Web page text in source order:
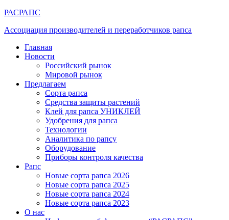
РАСРАПС
Ассоциация производителей и переработчиков рапса
Главная
Новости
Российский рынок
Мировой рынок
Предлагаем
Сорта рапса
Средства защиты растений
Клей для рапса УНИКЛЕЙ
Удобрения для рапса
Технологии
Аналитика по рапсу
Оборудование
Приборы контроля качества
Рапс
Новые сорта рапса 2026
Новые сорта рапса 2025
Новые сорта рапса 2024
Новые сорта рапса 2023
О нас